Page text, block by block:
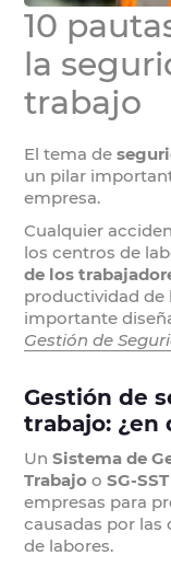
10
la
trabajo
El tema de
un pilar
empresa.
Cualquier
los centros de
de los
productividad de
importante
Gestión de
Gestión de
trabajo: ¿en
Un Sistema de
Trabajo oSG-SST
empresas para
causadas por
de labores.